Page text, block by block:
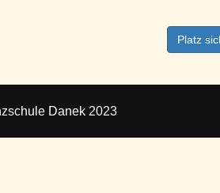
Platz
Danek 2023